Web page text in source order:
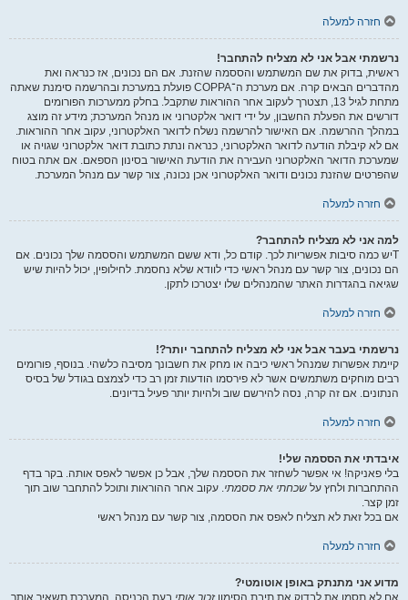
חזרה למעלה
נרשמתי אבל אני לא מצליח להתחבר!
ראשית, בדוק את שם המשתמש והססמה שהזנת. אם הם נכונים, אז כנראה ואת
מהדברים הבאים קרה. אם מערכת ה־COPPA פועלת במערכת ובהרשמה סימנת שאתה
מתחת לגיל 13, תצטרך לעקוב אחר ההוראות שתקבל. בחלק ממערכות הפורומים
דורשים את הפעלת החשבון, על ידי דואר אלקטרוני או מנהל המערכת; מידע זה מוצג
במהלך ההרשמה. אם האישור להרשמה נשלח לדואר האלקטרוני, עקוב אחר ההוראות.
אם לא קיבלת הודעה לדואר האלקטרוני, כנראה ונתת כתובת דואר אלקטרוני שגויה או
שמערכת הדואר האלקטרוני העבירה את הודעת האישור בסינון הספאם. אם אתה בטוח
שהפרטים שהזנת נכונים ודואר האלקטרוני אכן נכונה, צור קשר עם מנהל המערכת.
חזרה למעלה
למה אני לא מצליח להתחבר?
Tיש כמה סיבות אפשריות לכך. קודם כל, ודא ששם המשתמש והססמה שלך נכונים. אם
הם נכונים, צור קשר עם מנהל ראשי כדי לוודא שלא נחסמת. לחילופין, יכול להיות שיש
שגיאה בהגדרות האתר שהמנהלים שלו יצטרכו לתקן.
חזרה למעלה
נרשמתי בעבר אבל אני לא מצליח להתחבר יותר?!
קיימת אפשרות שמנהל ראשי כיבה או מחק את חשבונך מסיבה כלשהי. בנוסף, פורומים
רבים מוחקים משתמשים אשר לא פירסמו הודעות זמן רב כדי לצמצם בגודל של בסיס
הנתונים. אם זה קרה, נסה להירשם שוב ולהיות יותר פעיל בדיונים.
חזרה למעלה
איבדתי את הססמה שלי!
בלי פאניקה! אי אפשר לשחזר את הססמה שלך, אבל כן אפשר לאפס אותה. בקר בדף
ההתחברות ולחץ על שכחתי את ססמתי. עקוב אחר ההוראות ותוכל להתחבר שוב תוך
זמן קצר.
אם בכל זאת לא תצליח לאפס את הססמה, צור קשר עם מנהל ראשי
חזרה למעלה
מדוע אני מתנתק באופן אוטומטי?
אם לא תסמן את לבדוק את תיבת הסימוןזכור אותי בעת הכניסה, המערכת תשאיר אותך